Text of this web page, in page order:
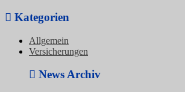
Kategorien
Allgemein
Versicherungen
News Archiv